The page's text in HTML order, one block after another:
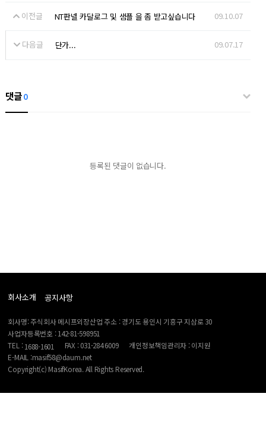
이전글 NT판넬 카달로그 및 샘플 을 좀 받고싶습니다 09.10.07
다음글 단가... 09.07.17
댓글0
등록된 댓글이 없습니다.
회사소개 공지사항
회사명: 주식회사 메시프외장산업 주소 : 경기도 용인시 기흥구 지삼로 30
사업자등록번호 : 142-81-598951
TEL :1688-1601 FAX : 031-284 6009
개인정보책임관리자 : 이지원
E-MAIL :masif58@daum.net
Copyright(c) MasifKorea. All Rights Reserved.